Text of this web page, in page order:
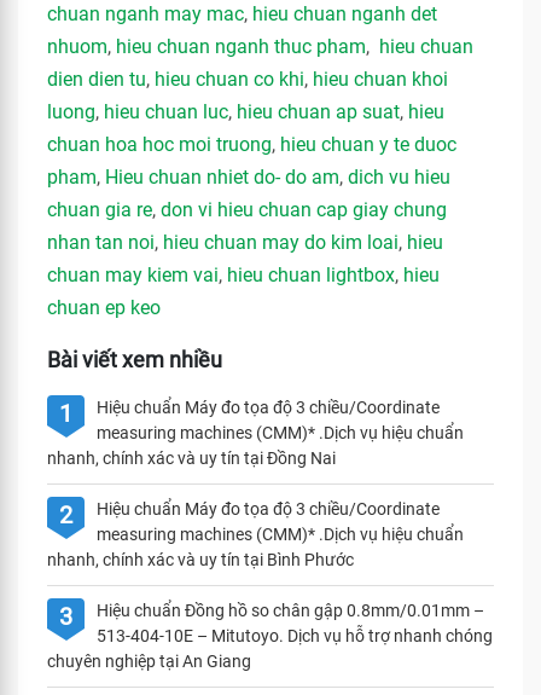
chuan nganh may mac, hieu chuan nganh det
nhuom, hieu chuan nganh thuc pham, hieu chuan
dien dien tu, hieu chuan co khi, hieu chuan khoi
luong, hieu chuan luc, hieu chuan ap suat, hieu
chuan hoa hoc moi truong, hieu chuan y te duoc
pham, Hieu chuan nhiet do- do am, dich vu hieu
chuan gia re, don vi hieu chuan cap giay chung
nhan tan noi, hieu chuan may do kim loai, hieu
chuan may kiem vai, hieu chuan lightbox, hieu
chuan ep keo
Bài viết xem nhiều
1
Hiệu chuẩn Máy đo tọa độ 3 chiều/Coordinate
measuring machines (CMM)* .Dịch vụ hiệu chuẩn
nhanh, chính xác và uy tín tại Đồng Nai
2
Hiệu chuẩn Máy đo tọa độ 3 chiều/Coordinate
measuring machines (CMM)* .Dịch vụ hiệu chuẩn
nhanh, chính xác và uy tín tại Bình Phước
3
Hiệu chuẩn Đồng hồ so chân gập 0.8mm/0.01mm –
513-404-10E – Mitutoyo. Dịch vụ hỗ trợ nhanh chóng
chuyên nghiệp tại An Giang